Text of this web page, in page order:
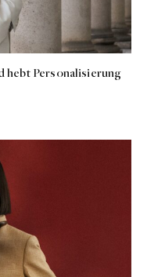
hebt Personalisierung